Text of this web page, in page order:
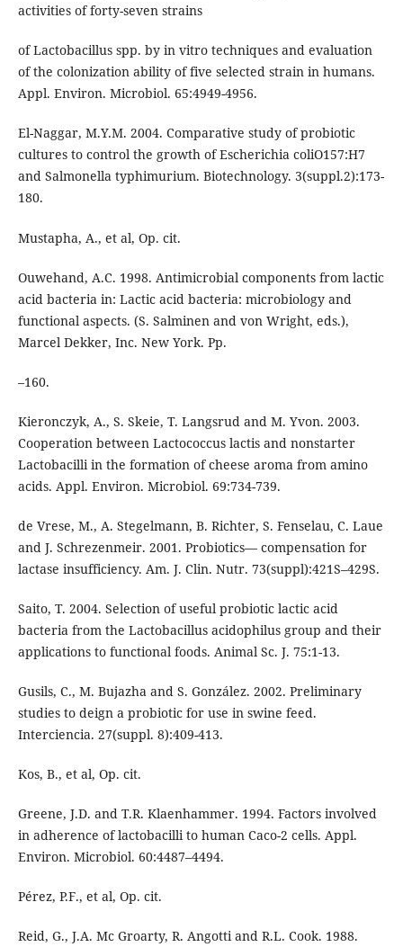
activities of forty-seven strains
of Lactobacillus spp. by in vitro techniques and evaluation
of the colonization ability of five selected strain in humans.
Appl. Environ. Microbiol. 65:4949-4956.
El-Naggar, M.Y.M. 2004. Comparative study of probiotic
cultures to control the growth of Escherichia coliO157:H7
and Salmonella typhimurium. Biotechnology. 3(suppl.2):173-
180.
Mustapha, A., et al, Op. cit.
Ouwehand, A.C. 1998. Antimicrobial components from lactic
acid bacteria in: Lactic acid bacteria: microbiology and
functional aspects. (S. Salminen and von Wright, eds.),
Marcel Dekker, Inc. New York. Pp.
–160.
Kieronczyk, A., S. Skeie, T. Langsrud and M. Yvon. 2003.
Cooperation between Lactococcus lactis and nonstarter
Lactobacilli in the formation of cheese aroma from amino
acids. Appl. Environ. Microbiol. 69:734-739.
de Vrese, M., A. Stegelmann, B. Richter, S. Fenselau, C. Laue
and J. Schrezenmeir. 2001. Probiotics— compensation for
lactase insufficiency. Am. J. Clin. Nutr. 73(suppl):421S–429S.
Saito, T. 2004. Selection of useful probiotic lactic acid
bacteria from the Lactobacillus acidophilus group and their
applications to functional foods. Animal Sc. J. 75:1-13.
Gusils, C., M. Bujazha and S. González. 2002. Preliminary
studies to deign a probiotic for use in swine feed.
Interciencia. 27(suppl. 8):409-413.
Kos, B., et al, Op. cit.
Greene, J.D. and T.R. Klaenhammer. 1994. Factors involved
in adherence of lactobacilli to human Caco-2 cells. Appl.
Environ. Microbiol. 60:4487–4494.
Pérez, P.F., et al, Op. cit.
Reid, G., J.A. Mc Groarty, R. Angotti and R.L. Cook. 1988.